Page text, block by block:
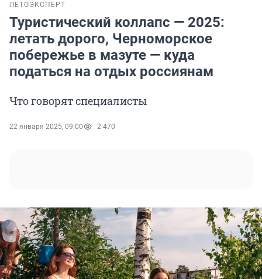
ЛЕТОЭКСПЕРТ
Туристический коллапс — 2025:
летать дорого, Черноморское
побережье в мазуте — куда
податься на отдых россиянам
Что говорят специалисты
22 января 2025, 09:00 2 470